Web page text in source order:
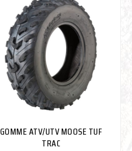
GOMME ATV/UTV MOOSE TUF
TRAC